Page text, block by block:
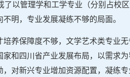
以管理学和工学专业（分别占校
明，专业发展凝练不够的局面。
养保障度不够，文学艺术类专业
和四川省产业发展布局，以需求
对新兴专业增加资源配置，凝练